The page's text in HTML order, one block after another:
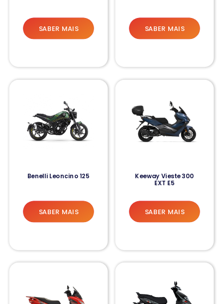
SABER MAIS SABER MAIS
Benelli Leoncino 125
SABER MAIS
Keeway Vieste 300
EXT E5
SABER MAIS